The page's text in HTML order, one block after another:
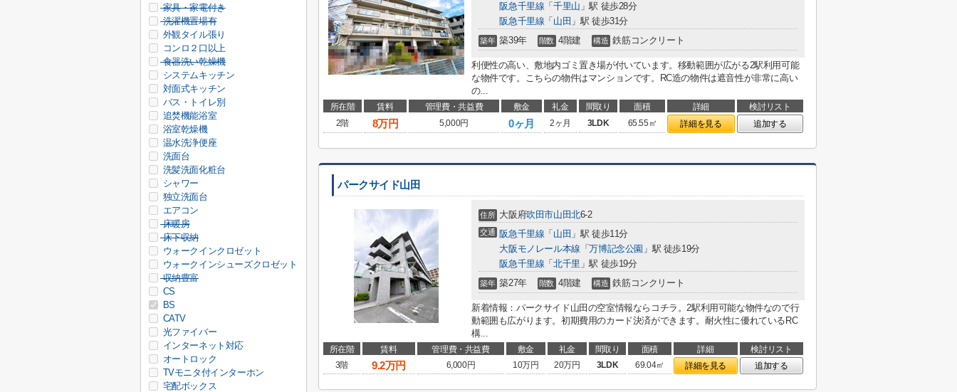
阪急千里線 「 千里山 」駅 徒歩28分
阪急千里線 「 山田 」駅 徒歩31分
築年 築39年 階数 4階建 構造 鉄筋コンクリート
利便性の高い、敷地内ゴミ置き場が付いています。移動範囲が広がる2駅利用可能
な物件です。こちらの物件はマンションです。RC造の物件は遮音性が非常に高い
の...
所在階 賃料 管理費・共益費 敷金 礼金 間取り 面積 詳細
検討リスト
2階
8万円 5,000円 0ヶ月 2ヶ月 3LDK 65.55㎡ 詳細を見る 追加する
パークサイド山田
住所 大阪府吹田市山田北6-2
交通 阪急千里線 「 山田 」駅 徒歩11分
大阪モノレール本線 「万博記念公園 」駅 徒歩19分
阪急千里線 「 北千里 」駅 徒歩19分
築年 築27年 階数 4階建 構造 鉄筋コンクリート
新着情報：パークサイド山田の空室情報ならコチラ。2駅利用可能な物件なので行
動範囲も広がります。初期費用のカード決済ができます。耐火性に優れているRC
構...
所在階 賃料 管理費・共益費 敷金 礼金 間取り 面積 詳細
検討リスト
3階
9.2万円 6,000円 10万円 20万円 3LDK 69.04㎡ 詳細を見る 追加する
家具・家電付き
洗濯機置場有
外観タイル張り
コンロ２口以上
食器洗い乾燥機
システムキッチン
対面式キッチン
バス・トイレ別
追焚機能浴室
浴室乾燥機
温水洗浄便座
洗面台
洗髪洗面化粧台
シャワー
独立洗面台
エアコン
床暖房
床下収納
ウォークインクロゼット
ウォークインシューズクロゼット
収納豊富
CS
BS
CATV
光ファイバー
インターネット対応
オートロック
TVモニタ付インターホン
宅配ボックス